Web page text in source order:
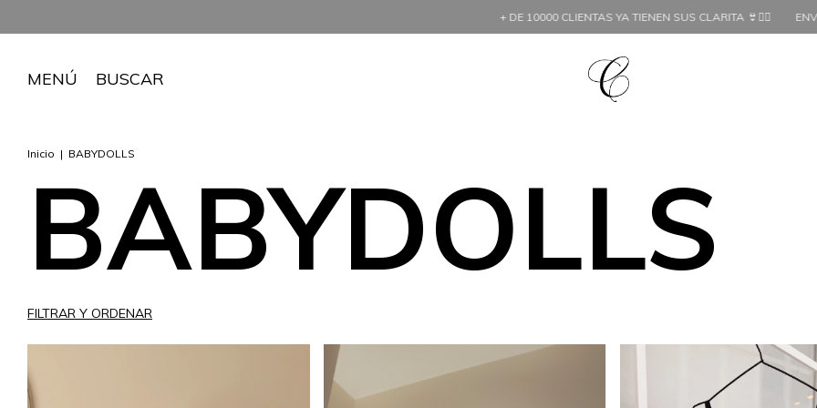
+ DE 10000 CLIENTAS YA TIENEN SUS CLARITA 👙❤️‍🔥 ENVÍOS
MENÚ BUSCAR
Inicio | BABYDOLLS
BABYDOLLS
FILTRAR Y ORDENAR